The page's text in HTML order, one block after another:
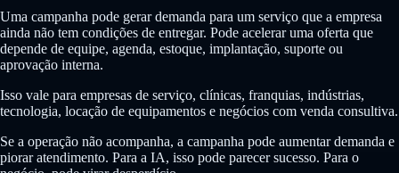
Uma campanha pode gerar demanda para um serviço que a empresa
ainda não tem condições de entregar. Pode acelerar uma oferta que
depende de equipe, agenda, estoque, implantação, suporte ou
aprovação interna.
Isso vale para empresas de serviço, clínicas, franquias, indústrias,
tecnologia, locação de equipamentos e negócios com venda consultiva.
Se a operação não acompanha, a campanha pode aumentar demanda e
piorar atendimento. Para a IA, isso pode parecer sucesso. Para o